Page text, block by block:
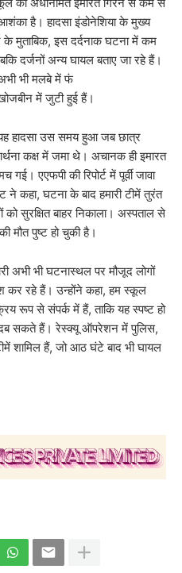
है। हादसा इंडोनेशिया के मुख्य
के मुताबिक, इस दर्दनाक घटना में कम
दर्जनों अन्य घायल बताए जा रहे हैं।
भी मलबे में फं
में जुटी हुई हैं।
यह हादसा उस समय हुआ जब छात्र
कक्ष में जमा थे। अचानक ही इमारत
एएफपी की रिपोर्ट में पूर्वी जावा
कहा, घटना के बाद हमारी टीमें तुरंत
सुरक्षित बाहर निकाला। अस्पताल से
मौत पुष्ट हो चुकी है।
अभी भी घटनास्थल पर मौजूद लोगों
कर रहे हैं। उन्होंने कहा, हम स्कूल
रूप से संपर्क में हैं, ताकि यह स्पष्ट हो
सकते हैं। रेस्क्यू ऑपरेशन में पुलिस,
शामिल हैं, जो आठ घंटे बाद भी घायल